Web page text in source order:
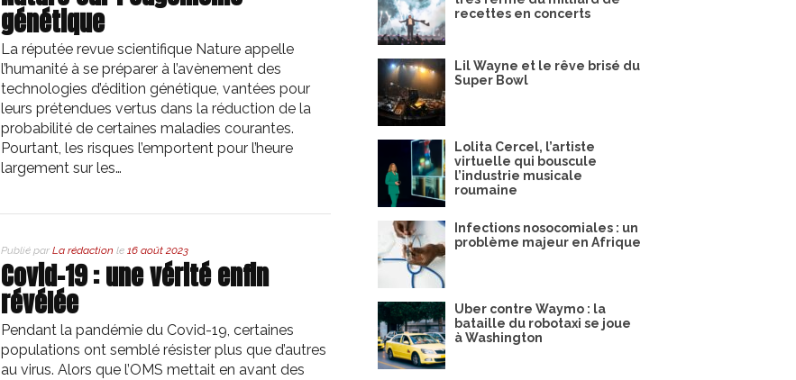
génétique
La réputée revue scientifique Nature appelle
l’humanité à se préparer à l’avènement des
technologies d’édition génétique, vantées pour
leurs prétendues vertus dans la réduction de la
probabilité de certaines maladies courantes.
Pourtant, les risques l’emportent pour l’heure
largement sur les…
Publié par La rédaction le 16 août 2023
Covid-19 : une vérité enfin
révélée
Pendant la pandémie du Covid-19, certaines
populations ont semblé résister plus que d’autres
au virus. Alors que l’OMS mettait en avant des
recettes en concerts
Lil Wayne et le rêve brisé du
Super Bowl
Lolita Cercel, l’artiste
virtuelle qui bouscule
l’industrie musicale
roumaine
Infections nosocomiales : un
problème majeur en Afrique
Uber contre Waymo : la
bataille du robotaxi se joue
à Washington